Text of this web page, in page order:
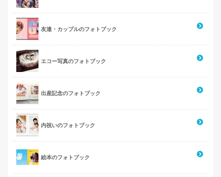
友達・カップルのフォトブック
エコー写真のフォトブック
出産記念のフォトブック
内祝いのフォトブック
絵本のフォトブック